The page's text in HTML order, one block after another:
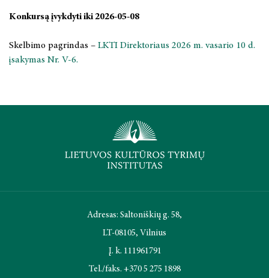
2024 m. rugsėjo 20 d.
2024 m. birželio 19 d.
2024 m. balandžio 4–5 d.
2023 metai
2021 metai
2019 metai
Konkursą įvykdyti iki2026-05-08
Skelbimo pagrindas – LKTI Direktoriaus 2026 m. vasario 10 d.
įsakymas Nr. V-6.
Adresas: Saltoniškių g. 58,
LT-08105, Vilnius
Į. k. 111961791
Tel./faks. +370 5 275 1898